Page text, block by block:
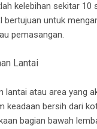
kelebihan sekitar 10
bertujuan untuk
pemasangan.
Lantai
lantai atau area yang
keadaan bersih dari
bagian bawah